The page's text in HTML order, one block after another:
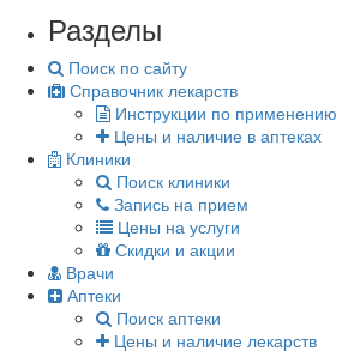
Разделы
Поиск по сайту
Справочник лекарств
Инструкции по применению
Цены и наличие в аптеках
Клиники
Поиск клиники
Запись на прием
Цены на услуги
Скидки и акции
Врачи
Аптеки
Поиск аптеки
Цены и наличие лекарств